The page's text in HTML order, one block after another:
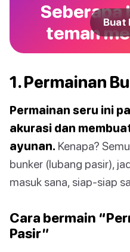
Seberapa
teman Buat
1. Permainan
Permainan seru ini
akurasi dan
ayunan. Kenapa?
bunker (lubang pasir),
masuk sana, siap-siap
Cara bermain
Pasir”